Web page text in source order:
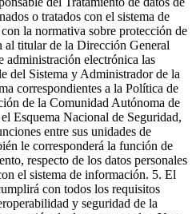
o tratados con el sistema de
la normativa sobre protección de
al titular de la Dirección General
administración electrónica las
del Sistema y Administrador de la
correspondientes a la Política de
de la Comunidad Autónoma de
Esquema Nacional de Seguridad,
entre sus unidades de
le corresponderá la función de
respecto de los datos personales
el sistema de información. 5. El
con todos los requisitos
y seguridad de la